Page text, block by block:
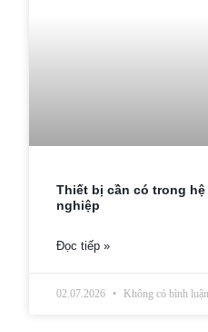
Thiết bị cần có trong
nghiệp
Đọc tiếp »
02.07.2026 Không có bình luận